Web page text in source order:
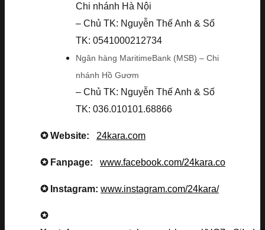
Chi nhánh Hà Nội
– Chủ TK: Nguyễn Thế Anh & Số
TK: 0541000212734
Ngân hàng MaritimeBank (MSB) – Chi
nhánh Hồ Gươm
– Chủ TK: Nguyễn Thế Anh & Số
TK: 036.010101.68866
✪ Website: 24kara.com
✪ Fanpage: www.facebook.com/24kara.co
✪ Instagram: www.instagram.com/24kara/
✪